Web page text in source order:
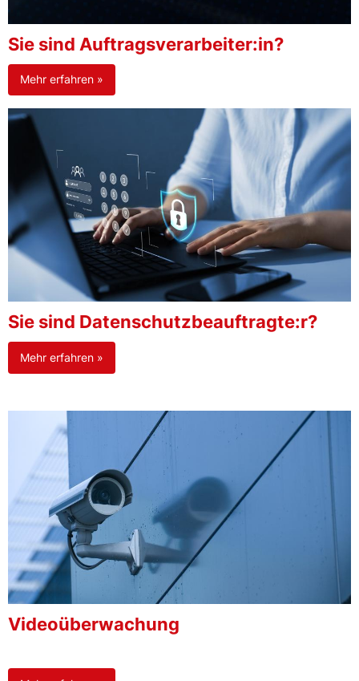
Sie sind Auftragsverarbeiter:in?
Mehr erfahren »
Sie sind Datenschutzbeauftragte:r?
Mehr erfahren »
Videoüberwachung